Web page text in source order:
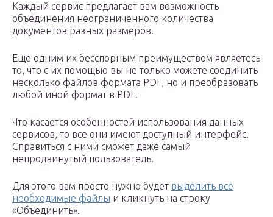
Каждый сервис предлагает вам возможность
объединения неограниченного количества
документов разных размеров.
Еще одним их бесспорным преимуществом являетесь
то, что с их помощью вы не только можете соединить
несколько файлов формата PDF, но и преобразовать
любой иной формат в PDF.
Что касается особенностей использования данных
сервисов, то все они имеют доступный интерфейс.
Справиться с ними сможет даже самый
непродвинутый пользователь.
Для этого вам просто нужно будет выделить все
необходимые файлы и кликнуть на строку
«Объединить».